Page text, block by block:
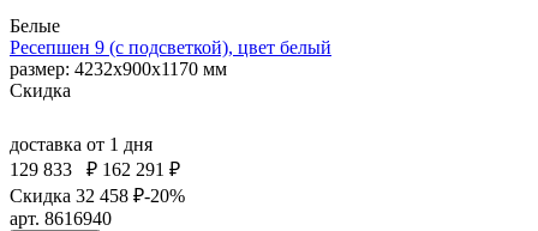
Белые
Ресепшен 9 (с подсветкой), цвет белый
размер: 4232х900х1170 мм
Скидка
доставка от 1 дня
129 833
₽ 162 291 ₽
Скидка 32 458 ₽-20%
арт. 8616940